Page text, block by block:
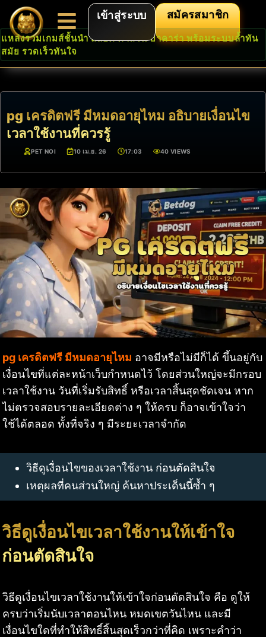
เข้าสู่ระบบ สมัครสมาชิก
แหล่งรวมเกมส์ชั้นนำ สล็อต คาสิโน บาคาร่า พร้อมระบบล้ำทัน
สมัย รวดเร็วทันใจ
pg เครดิตฟรี มีหมดอายุไหม อธิบายเงื่อนไข
เวลาใช้งานที่ควรรู้
PET NOI 10 เม.ย. 26 17:03 40 VIEWS
pg เครดิตฟรี มีหมดอายุไหม อาจมีหรือไม่มีก็ได้ ขึ้นอยู่กับ
เงื่อนไขที่แต่ละหน้าเว็บกำหนดไว้ โดยส่วนใหญ่จะมีกรอบ
เวลาใช้งาน วันที่เริ่มรับสิทธิ์ หรือเวลาสิ้นสุดชัดเจน หาก
ไม่ตรวจสอบรายละเอียดต่าง ๆ ให้ครบ ก็อาจเข้าใจว่า
ใช้ได้ตลอด ทั้งที่จริง ๆ มีระยะเวลาจำกัด
วิธีดูเงื่อนไขของเวลาใช้งาน ก่อนตัดสินใจ
เหตุผลที่คนส่วนใหญ่ ค้นหาประเด็นนี้ซ้ำ ๆ
วิธีดูเงื่อนไขเวลาใช้งานให้เข้าใจ
ก่อนตัดสินใจ
วิธีดูเงื่อนไขเวลาใช้งานให้เข้าใจก่อนตัดสินใจ คือ ดูให้
ครบว่าเริ่มนับเวลาตอนไหน หมดเขตวันไหน และมี
เงื่อนไขใดที่ทำให้สิทธิ์สิ้นสุดเร็วกว่าที่คิด เพราะคำว่า